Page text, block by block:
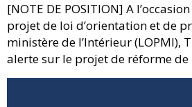
[NOTE DE POSITION] A
projet de loi d’orientation et de
ministère de l’Intérieur (LOPMI),
alerte sur le projet de réforme